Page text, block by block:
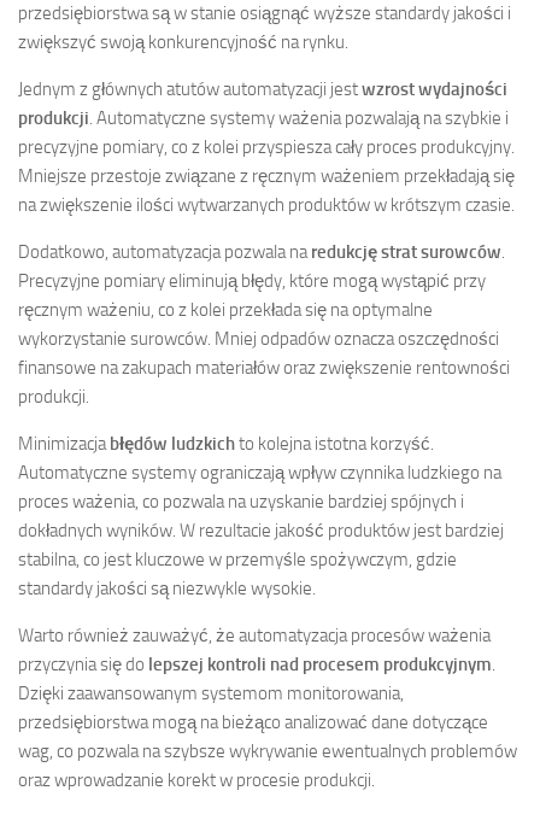
przedsiębiorstwa są w stanie osiągnąć wyższe standardy jakości i
zwiększyć swoją konkurencyjność na rynku.
Jednym z głównych atutów automatyzacji jestwzrost wydajności
produkcji. Automatyczne systemy ważenia pozwalają na szybkie i
precyzyjne pomiary, co z kolei przyspiesza cały proces produkcyjny.
Mniejsze przestoje związane z ręcznym ważeniem przekładają się
na zwiększenie ilości wytwarzanych produktów w krótszym czasie.
Dodatkowo, automatyzacja pozwala naredukcję strat surowców.
Precyzyjne pomiary eliminują błędy, które mogą wystąpić przy
ręcznym ważeniu, co z kolei przekłada się na optymalne
wykorzystanie surowców. Mniej odpadów oznacza oszczędności
finansowe na zakupach materiałów oraz zwiększenie rentowności
produkcji.
Minimizacjabłędów ludzkichto kolejna istotna korzyść.
Automatyczne systemy ograniczają wpływ czynnika ludzkiego na
proces ważenia, co pozwala na uzyskanie bardziej spójnych i
dokładnych wyników. W rezultacie jakość produktów jest bardziej
stabilna, co jest kluczowe w przemyśle spożywczym, gdzie
standardy jakości są niezwykle wysokie.
Warto również zauważyć, że automatyzacja procesów ważenia
przyczynia się do lepszej kontroli nad procesem produkcyjnym.
Dzięki zaawansowanym systemom monitorowania,
przedsiębiorstwa mogą na bieżąco analizować dane dotyczące
wag, co pozwala na szybsze wykrywanie ewentualnych problemów
oraz wprowadzanie korekt w procesie produkcji.